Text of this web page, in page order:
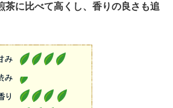
茶に比べて高くし、香りの良さも追